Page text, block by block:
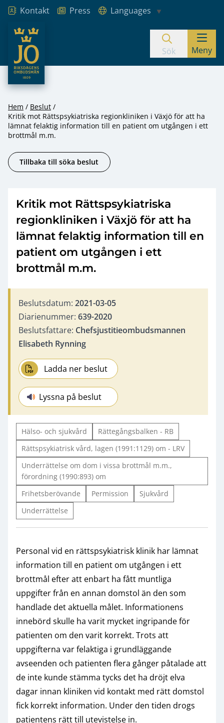
Hoppa till innehåll
Kontakt Press
Languages
JO – Riksdagens Ombudsmän
Sök Meny
Hem
Beslut
Kritik mot Rättspsykiatriska regionkliniken i Växjö för att ha
lämnat felaktig information till en patient om utgången i ett
brottmål m.m.
Tillbaka till söka beslut
Kritik mot Rättspsykiatriska
regionkliniken i Växjö för att ha
lämnat felaktig information till en
patient om utgången i ett
brottmål m.m.
Beslutsdatum: 2021-03-05
Diarienummer: 639-2020
Beslutsfattare: Chefsjustitieombudsmannen
Elisabeth Rynning
Ladda ner beslut
Lyssna på beslut
Hälso- och sjukvård
Rättegångsbalken - RB
Rättspsykiatrisk vård, lagen (1991:1129) om - LRV
Underrättelse om dom i vissa brottmål m.m.,
förordning (1990:893) om
Frihetsberövande
Permission
Sjukvård
Underrättelse
Personal vid en rättspsykiatrisk klinik har lämnat
information till en patient om utgången i ett
brottmål efter att enbart ha fått muntliga
uppgifter från en annan domstol än den som
handlade det aktuella målet. Informationens
innebörd skulle ha varit mycket ingripande för
patienten om den varit korrekt. Trots att
uppgifterna var felaktiga i grundläggande
avseenden och patienten flera gånger påtalade att
de inte kunde stämma tycks det ha dröjt elva
dagar innan kliniken vid kontakt med rätt domstol
fick korrekt information. Under den tiden drogs
patientens rätt till utevistelse in.